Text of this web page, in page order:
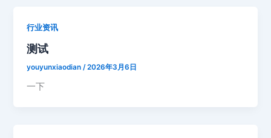
行业资讯
测试
youyunxiaodian /2026年3月6日
一下